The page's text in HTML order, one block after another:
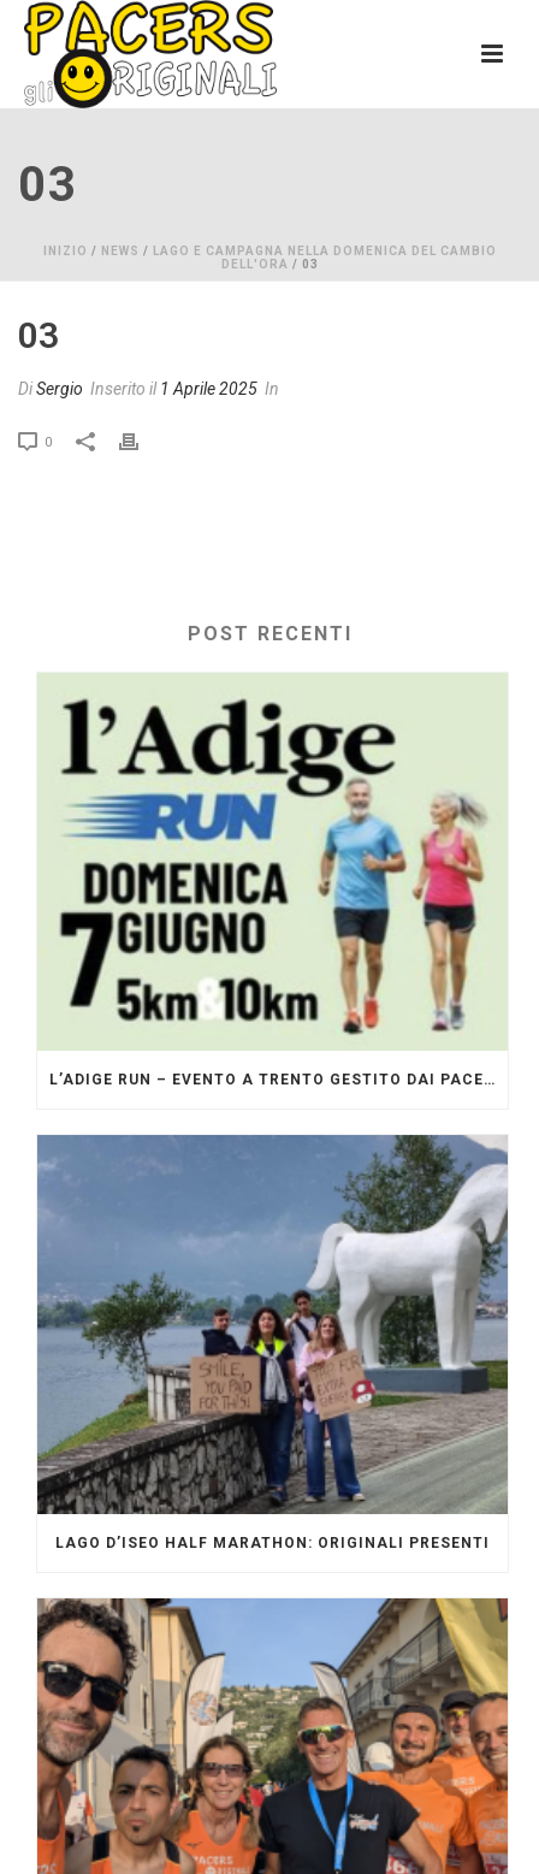
03
INIZIO / NEWS /
LAGO E CAMPAGNA NELLA DOMENICA DEL CAMBIO
DELL'ORA / 03
03
DiSergio Inserito il1 Aprile 2025 In
0
POST RECENTI
L’ADIGE RUN – EVENTO A TRENTO GESTITO DAI PACERS GLI ORIGINALI
LAGO D’ISEO HALF MARATHON: ORIGINALI PRESENTI